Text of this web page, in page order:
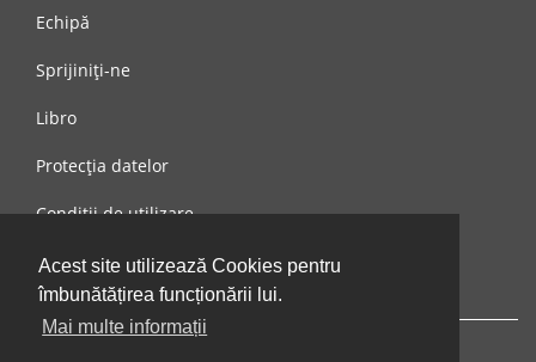
Acest site utilizează Cookies pentru
îmbunătățirea funcționării lui.
Mai multe informații
Echipă
Sprijiniți-ne
Libro
Protecția datelor
Condiții de utilizare
Mesaj către noi